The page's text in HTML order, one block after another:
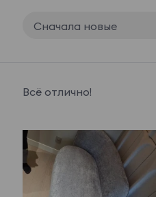
Сначала новые
Всё отлично!